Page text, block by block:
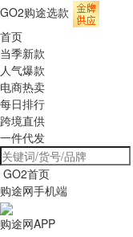
GO2购途选款
首页
当季新款
人气爆款
电商热卖
每日排行
跨境直供
一件代发
GO2首页
购途网手机端
购途网APP